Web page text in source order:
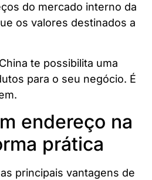
do mercado interno da
os valores destinados a
te possibilita uma
para o seu negócio. É
endereço na
prática
principais vantagens de